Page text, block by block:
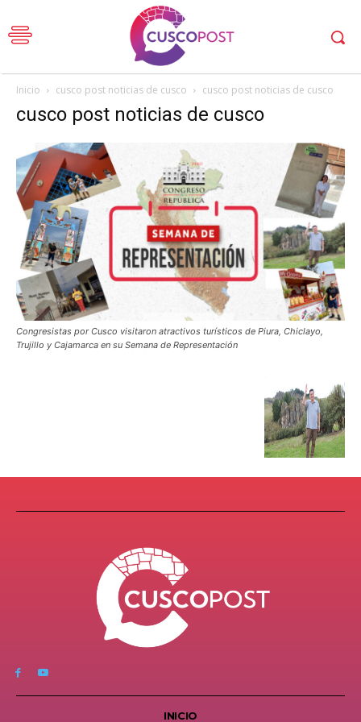
Inicio cusco post noticias de cusco cusco post noticias de cusco
cusco post noticias de cusco
Congresistas por Cusco visitaron atractivos turísticos de Piura, Chiclayo,
Trujillo y Cajamarca en su Semana de Representación
INICIO